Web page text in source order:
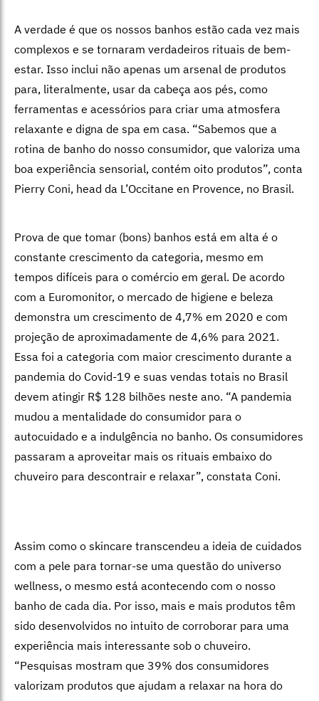
A verdade é que os nossos banhos estão cada vez mais
complexos e se tornaram verdadeiros rituais de bem-
estar. Isso inclui não apenas um arsenal de produtos
para, literalmente, usar da cabeça aos pés, como
ferramentas e acessórios para criar uma atmosfera
relaxante e digna de spa em casa. “Sabemos que a
rotina de banho do nosso consumidor, que valoriza uma
boa experiência sensorial, contém oito produtos”, conta
Pierry Coni, head da L’Occitane en Provence, no Brasil.
Prova de que tomar (bons) banhos está em alta é o
constante crescimento da categoria, mesmo em
tempos difíceis para o comércio em geral. De acordo
com a Euromonitor, o mercado de higiene e beleza
demonstra um crescimento de 4,7% em 2020 e com
projeção de aproximadamente de 4,6% para 2021.
Essa foi a categoria com maior crescimento durante a
pandemia do Covid-19 e suas vendas totais no Brasil
devem atingir R$ 128 bilhões neste ano. “A pandemia
mudou a mentalidade do consumidor para o
autocuidado e a indulgência no banho. Os consumidores
passaram a aproveitar mais os rituais embaixo do
chuveiro para descontrair e relaxar”, constata Coni.
Assim como o skincare transcendeu a ideia de cuidados
com a pele para tornar-se uma questão do universo
wellness, o mesmo está acontecendo com o nosso
banho de cada dia. Por isso, mais e mais produtos têm
sido desenvolvidos no intuito de corroborar para uma
experiência mais interessante sob o chuveiro.
“Pesquisas mostram que 39% dos consumidores
valorizam produtos que ajudam a relaxar na hora do